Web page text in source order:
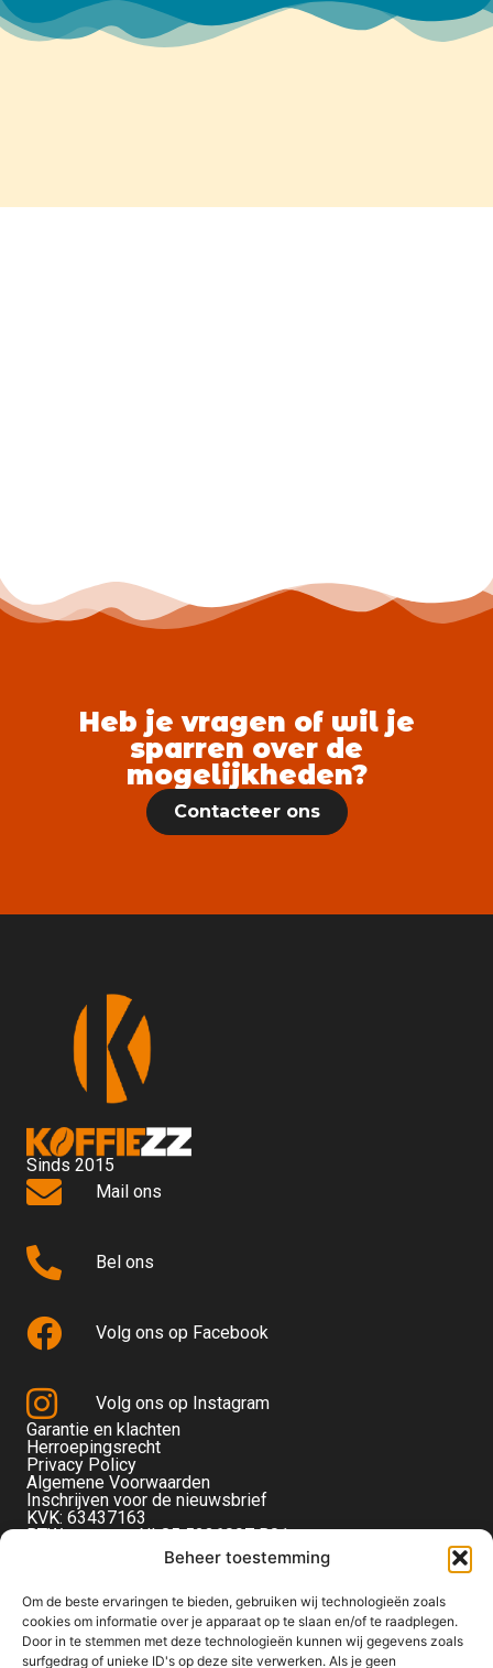
Beheer toestemming
Om de beste ervaringen te bieden, gebruiken wij technologieën zoals
cookies om informatie over je apparaat op te slaan en/of te raadplegen.
Door in te stemmen met deze technologieën kunnen wij gegevens zoals
surfgedrag of unieke ID's op deze site verwerken. Als je geen
Heb je vragen of wil je
sparren over de
mogelijkheden?
Contacteer ons
Sinds 2015
Mail ons
Bel ons
Volg ons op Facebook
Volg ons op Instagram
Garantie en klachten
Herroepingsrecht
Privacy Policy
Algemene Voorwaarden
Inschrijven voor de nieuwsbrief
KVK: 63437163
BTW-nummer: NL85 5236097 B01
Monteverdistraat 56
2901KE Capelle aan den IJssel